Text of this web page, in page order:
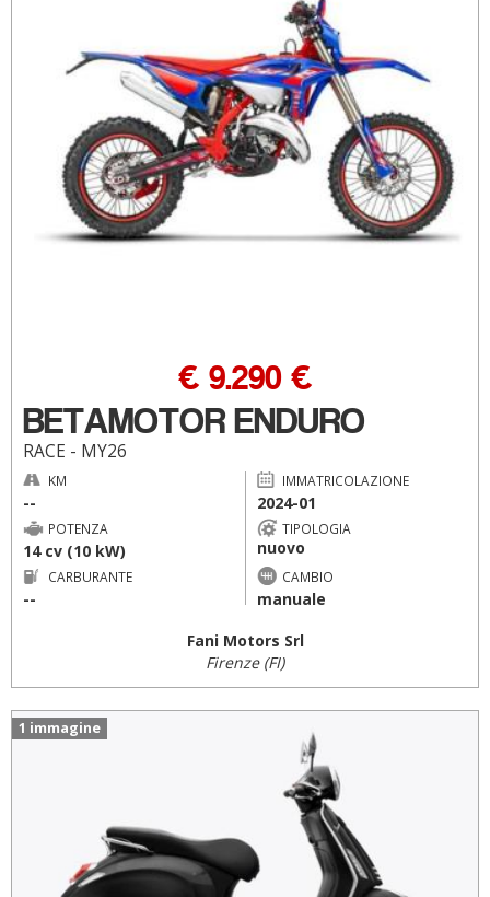
BETAMOTOR ENDURO
RACE - MY26
€ 9.290 €
KM
--
IMMATRICOLAZIONE
2024-01
POTENZA
14 cv (10 kW)
TIPOLOGIA
nuovo
CARBURANTE
--
CAMBIO
manuale
Fani Motors Srl
Firenze (FI)
1 immagine